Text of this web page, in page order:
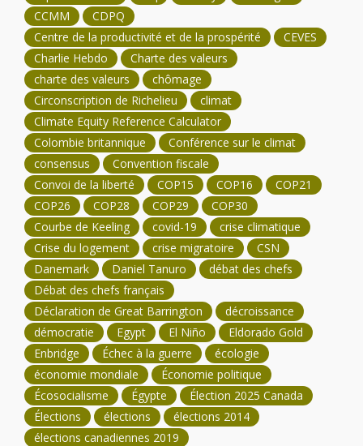
CCMM
CDPQ
Centre de la productivité et de la prospérité
CEVES
Charlie Hebdo
Charte des valeurs
charte des valeurs
chômage
Circonscription de Richelieu
climat
Climate Equity Reference Calculator
Colombie britannique
Conférence sur le climat
consensus
Convention fiscale
Convoi de la liberté
COP15 COP16
COP21
COP26
COP28 COP29
COP30
Courbe de Keeling
covid-19
crise climatique
Crise du logement
crise migratoire
CSN
Danemark
Daniel Tanuro
débat des chefs
Débat des chefs français
Déclaration de Great Barrington
décroissance
démocratie
Egypt El Niño
Eldorado Gold
Enbridge
Échec à la guerre
écologie
économie mondiale
Économie politique
Écosocialisme
Égypte
Élection 2025 Canada
Élections
élections
élections 2014
élections canadiennes 2019